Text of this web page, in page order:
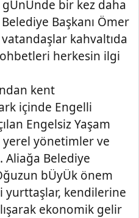
bir kez daha
Başkanı Ömer
kahvaltıda
herkesin ilgi
kent
içinde Engelli
Engelsiz Yaşam
yerel yönetimler ve
Aliağa Belediye
bÜyÜk önem
kendilerine
ekonomik gelir